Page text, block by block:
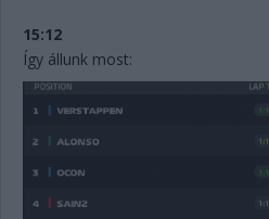
15:12
Így állunk most: